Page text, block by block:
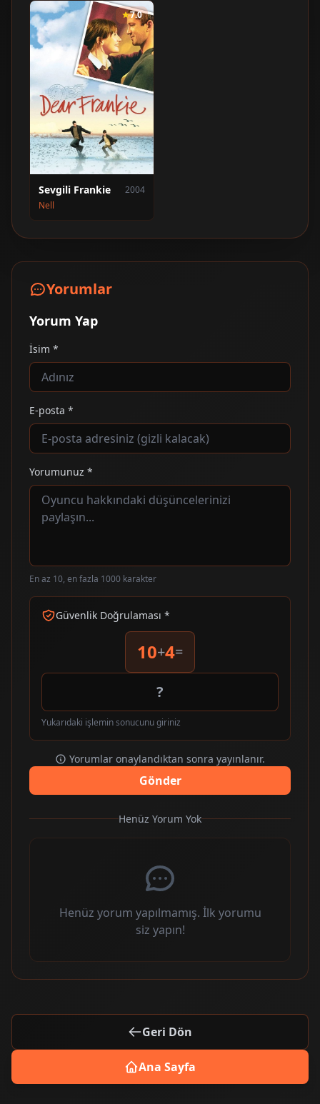
7.0
Sevgili Frankie
2004
Nell
Yorumlar
Yorum Yap
İsim *
E-posta *
Yorumunuz *
En az 10, en fazla 1000 karakter
Güvenlik Doğrulaması *
10+4=
Yukarıdaki işlemin sonucunu giriniz
Yorumlar onaylandıktan sonra yayınlanır.
Gönder
Henüz Yorum Yok
Henüz yorum yapılmamış. İlk yorumu
siz yapın!
Geri Dön
Ana Sayfa